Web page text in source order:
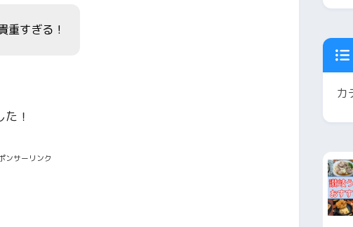
重すぎる！
！
ンサーリンク